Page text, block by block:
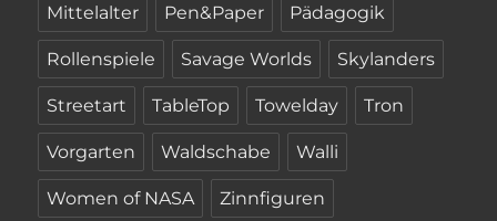
Mittelalter Pen&Paper Pädagogik
Rollenspiele Savage Worlds Skylanders
Streetart TableTop Towelday Tron
Vorgarten Waldschabe Walli
Women of NASA Zinnfiguren